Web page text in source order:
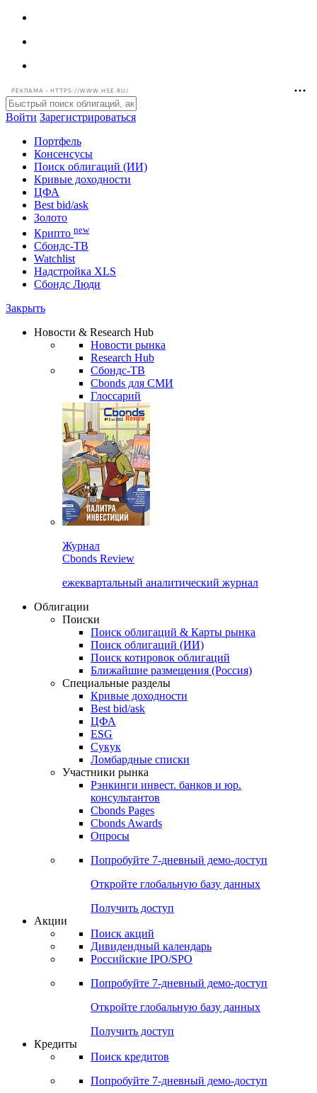
РЕКЛАМА • HTTPS://WWW.HSE.RU/
Войти Зарегистрироваться
Портфель
Консенсусы
Поиск облигаций (ИИ)
Кривые доходности
ЦФА
Best bid/ask
Золото
Крипто new
Watchlist
Сбондс Люди
Новости & Research Hub
Новости рынка
Research Hub
Сбондс-ТВ
Cbonds для СМИ
Глоссарий
Cbonds Review
ежеквартальный аналитический журнал
Облигации
Поиски
Поиск облигаций & Карты рынка
Поиск облигаций (ИИ)
Поиск котировок облигаций
Ближайшие размещения (Россия)
Специальные разделы
Кривые доходности
Best bid/ask
ЦФА
ESG
Сукук
Ломбардные списки
Участники рынка
Рэнкинги инвест. банков и юр.
Cbonds Pages
Опросы
Попробуйте7-дневный
Откройте глобальную базу данных
Получить доступ
Поиск акций
Российские IPO/SPO
Попробуйте7-дневный
Откройте глобальную базу данных
Получить доступ